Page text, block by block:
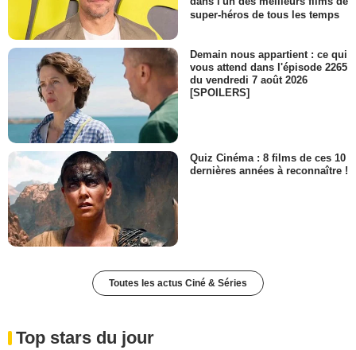
super-héros de tous les temps
Demain nous appartient : ce qui
vous attend dans l'épisode 2265
du vendredi 7 août 2026
[SPOILERS]
Quiz Cinéma : 8 films de ces 10
dernières années à reconnaître !
Toutes les actus Ciné & Séries
Top stars du jour